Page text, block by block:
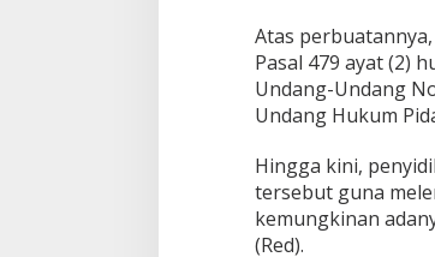
Atas
Pasal 479 ayat (2)
Undang-Undang
Undang Hukum
Hingga kini,
tersebut guna
kemungkinan
(Red).